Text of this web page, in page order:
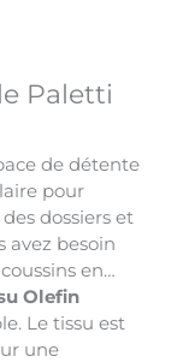
Paletti
de détente
pour
dossiers et
avez besoin
en
Olefin
Le tissu est
une